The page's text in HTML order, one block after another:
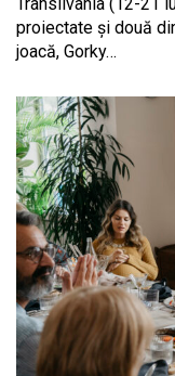
proiectate și două
joacă, Gorky…